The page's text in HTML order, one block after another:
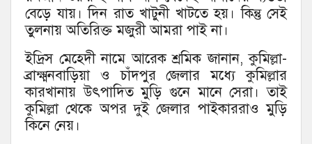
বেড়ে যায়। দিন রাত খাটুনী খাটতে হয়। কিন্তু সেই
তুলনায় অতিরিক্ত মজুরী আমরা পাই না।
ইদ্রিস মেহেদী নামে আরেক শ্রমিক জানান, কুমিল্লা-
ব্রাক্ষ্মনবাড়িয়া ও চাঁদপুর জেলার মধ্যে কুমিল্লার
কারখানায় উৎপাদিত মুড়ি গুনে মানে সেরা। তাই
কুমিল্লা থেকে অপর দুই জেলার পাইকাররাও মুড়ি
কিনে নেয়।